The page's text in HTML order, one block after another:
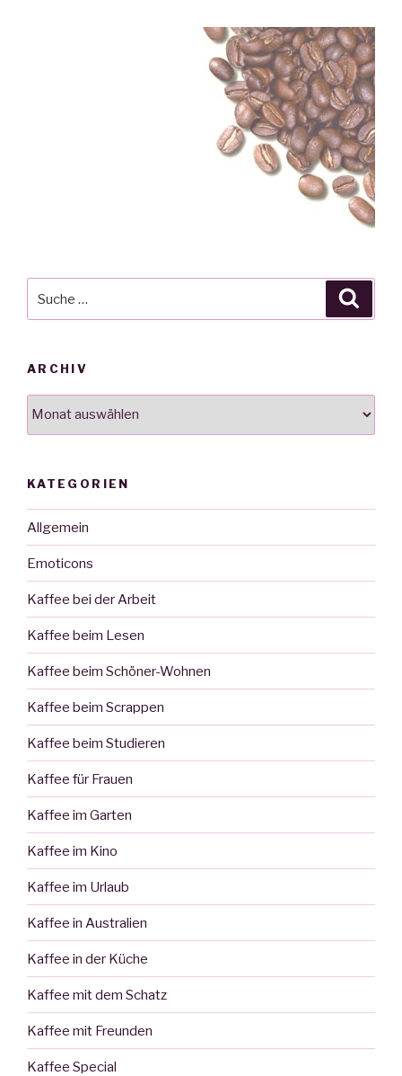
ARCHIV
Archiv
KATEGORIEN
Allgemein
Emoticons
Kaffee bei der Arbeit
Kaffee beim Lesen
Kaffee beim Schöner-Wohnen
Kaffee beim Scrappen
Kaffee beim Studieren
Kaffee für Frauen
Kaffee im Garten
Kaffee im Kino
Kaffee im Urlaub
Kaffee in Australien
Kaffee in der Küche
Kaffee mit dem Schatz
Kaffee mit Freunden
Kaffee Special